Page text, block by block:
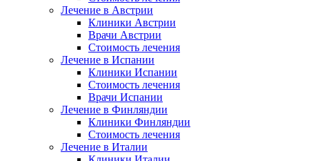
Лечение в Австрии
Клиники Австрии
Врачи Австрии
Стоимость лечения
Лечение в Испании
Клиники Испании
Стоимость лечения
Врачи Испании
Лечение в Финляндии
Клиники Финляндии
Стоимость лечения
Лечение в Италии